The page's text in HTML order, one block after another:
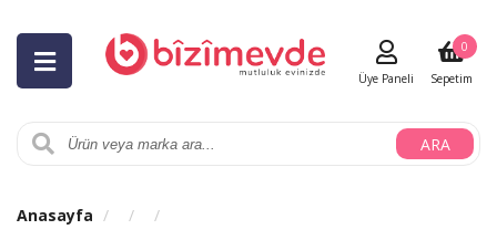
ARA
Üye Paneli Sepetim
0
Anasayfa